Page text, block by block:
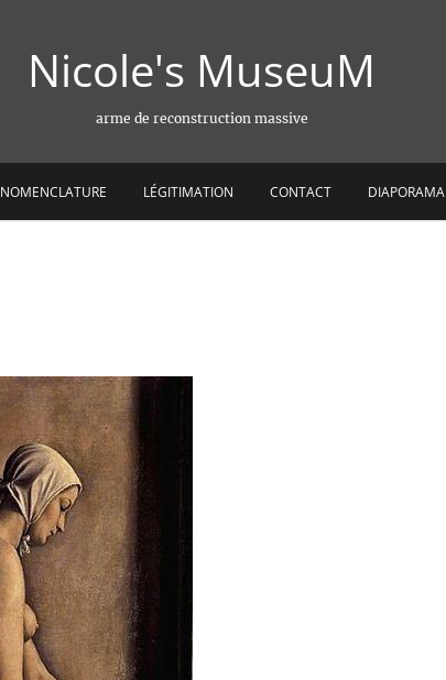
Nicole's MuseuM
arme de reconstruction massive
NOMENCLATURE LÉGITIMATION CONTACT DIAPORAMA